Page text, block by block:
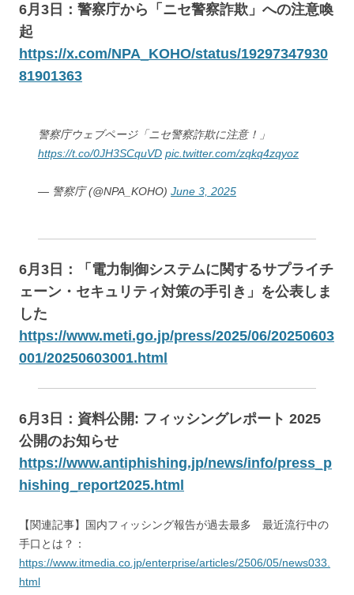
6月3日：警察庁から「ニセ警察詐欺」への注意喚
起
https://x.com/NPA_KOHO/status/19297347930
81901363
警察庁ウェブページ「ニセ警察詐欺に注意！」
https://t.co/0JH3SCquVD pic.twitter.com/zqkq4zqyoz
— 警察庁 (@NPA_KOHO) June 3, 2025
6月3日：「電力制御システムに関するサプライチ
ェーン・セキュリティ対策の手引き」を公表しま
した
https://www.meti.go.jp/press/2025/06/20250603
001/20250603001.html
6月3日：資料公開: フィッシングレポート 2025
公開のお知らせ
https://www.antiphishing.jp/news/info/press_p
hishing_report2025.html
【関連記事】国内フィッシング報告が過去最多 最近流行中の
手口とは？：
https://www.itmedia.co.jp/enterprise/articles/2506/05/news033.
html